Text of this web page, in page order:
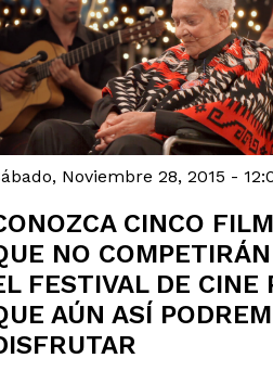
Noviembre 28, 2015 -
CINCO
NO
FESTIVAL DE CINE
AÚN ASÍ